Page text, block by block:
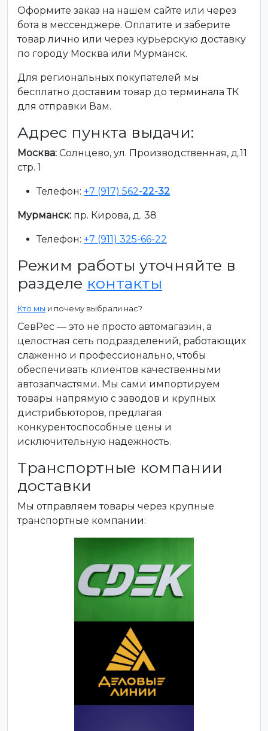
Оформите заказ на нашем сайте или через
бота в мессенджере. Оплатите и заберите
товар лично или через курьерскую доставку
по городу Москва или Мурманск.
Для региональных покупателей мы
бесплатно доставим товар до терминала ТК
для отправки Вам.
Адрес пункта выдачи:
Москва: Солнцево, ул. Производственная, д.11
стр. 1
Телефон: +7 (917) 562-22-32
Мурманск: пр. Кирова, д. 38
Телефон: +7 (911) 325-66-22
Режим работы уточняйте в
разделе контакты
Кто мы и почему выбрали нас?
СевРес — это не просто автомагазин, а
целостная сеть подразделений, работающих
слаженно и профессионально, чтобы
обеспечивать клиентов качественными
автозапчастями. Мы сами импортируем
товары напрямую с заводов и крупных
дистрибьюторов, предлагая
конкурентоспособные цены и
исключительную надежность.
Транспортные компании
доставки
Мы отправляем товары через крупные
транспортные компании: